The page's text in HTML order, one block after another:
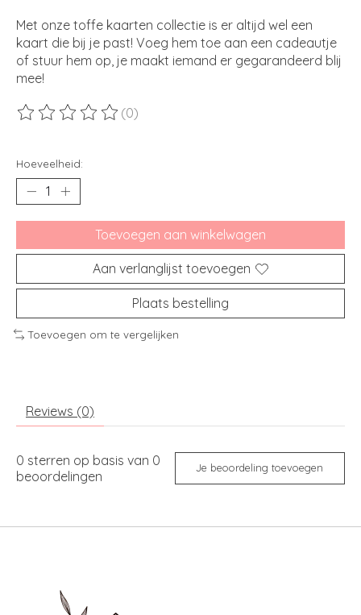
Met onze toffe kaarten collectie is er altijd wel een
kaart die bij je past! Voeg hem toe aan een cadeautje
of stuur hem op, je maakt iemand er gegarandeerd blij
mee!
De beoordeling van dit product is
(0)
Hoeveelheid:
Toevoegen aan winkelwagen
Aan verlanglijst toevoegen
Plaats bestelling
Toevoegen om te vergelijken
Reviews (0)
0 sterren op basis van 0
beoordelingen
Je beoordeling toevoegen